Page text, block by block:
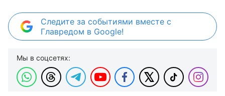
Следите за событиями вместе с
Главредом в Google!
Мы в соцсетях: